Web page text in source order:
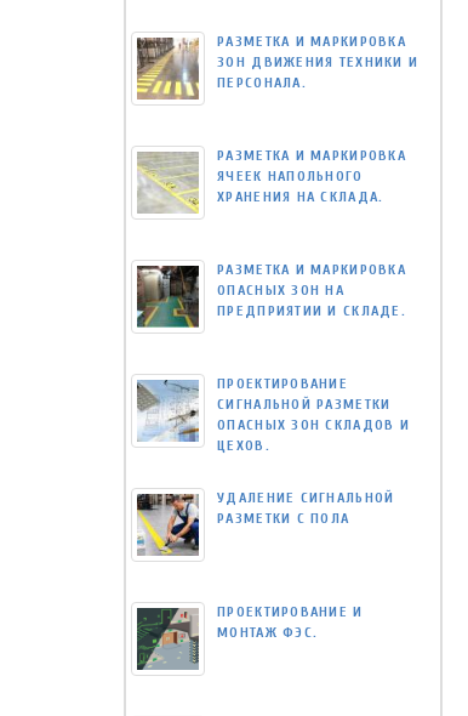
РАЗМЕТКА И МАРКИРОВКА
ЗОН ДВИЖЕНИЯ ТЕХНИКИ И
ПЕРСОНАЛА.
РАЗМЕТКА И МАРКИРОВКА
ЯЧЕЕК НАПОЛЬНОГО
ХРАНЕНИЯ НА СКЛАДА.
РАЗМЕТКА И МАРКИРОВКА
ОПАСНЫХ ЗОН НА
ПРЕДПРИЯТИИ И СКЛАДЕ.
ПРОЕКТИРОВАНИЕ
СИГНАЛЬНОЙ РАЗМЕТКИ
ОПАСНЫХ ЗОН СКЛАДОВ И
ЦЕХОВ.
УДАЛЕНИЕ СИГНАЛЬНОЙ
РАЗМЕТКИ С ПОЛА
ПРОЕКТИРОВАНИЕ И
МОНТАЖ ФЭС.